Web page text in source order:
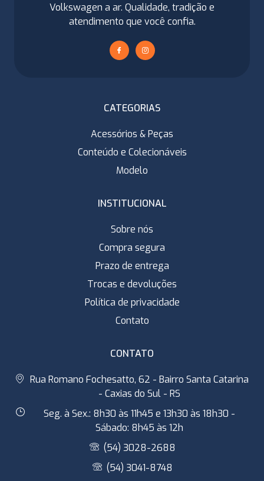
Volkswagen a ar. Qualidade, tradição e
atendimento que você confia.
CATEGORIAS
Acessórios & Peças
Conteúdo e Colecionáveis
Modelo
INSTITUCIONAL
Sobre nós
Compra segura
Prazo de entrega
Trocas e devoluções
Política de privacidade
Contato
CONTATO
Rua Romano Fochesatto, 62 - Bairro Santa Catarina
- Caxias do Sul - RS
Seg. à Sex.: 8h30 às 11h45 e 13h30 às 18h30 -
Sábado: 8h45 às 12h
(54) 3028-2688
(54) 3041-8748